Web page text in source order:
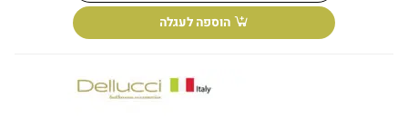
הוספה לעגלה